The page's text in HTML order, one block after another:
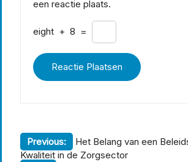
een reactie plaats.
eight + 8 =
Berichtnavigatie
Previous:
Het Belang van een
Kwaliteit in de Zorgsector